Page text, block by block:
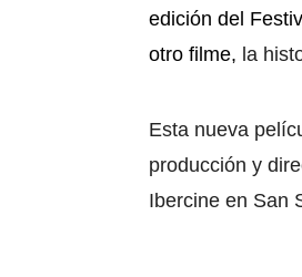
edición del
otro filme, la
Esta nueva
producción y
Ibercine en San